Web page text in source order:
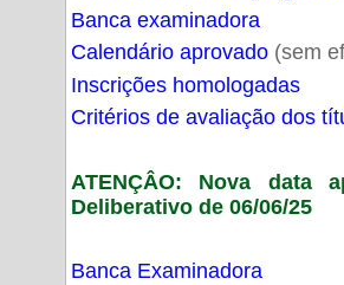
Banca examinadora
Calendário aprovado(sem
Inscrições homologadas
Critérios de avaliação dos
ATENÇÂO: Nova data
Deliberativo de 06/06/25
Banca Examinadora